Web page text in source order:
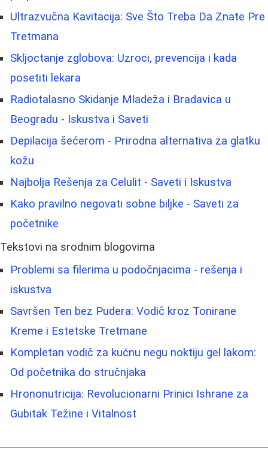
Ultrazvučna Kavitacija: Sve Što Treba Da Znate Pre
Tretmana
Skljoctanje zglobova: Uzroci, prevencija i kada
posetiti lekara
Radiotalasno Skidanje Mladeža i Bradavica u
Beogradu - Iskustva i Saveti
Depilacija šećerom - Prirodna alternativa za glatku
kožu
Najbolja Rešenja za Celulit - Saveti i Iskustva
Kako pravilno negovati sobne biljke - Saveti za
početnike
Tekstovi na srodnim blogovima
Problemi sa filerima u podočnjacima - rešenja i
iskustva
Savršen Ten bez Pudera: Vodič kroz Tonirane
Kreme i Estetske Tretmane
Kompletan vodič za kućnu negu noktiju gel lakom:
Od početnika do stručnjaka
Hrononutricija: Revolucionarni Prinici Ishrane za
Gubitak Težine i Vitalnost